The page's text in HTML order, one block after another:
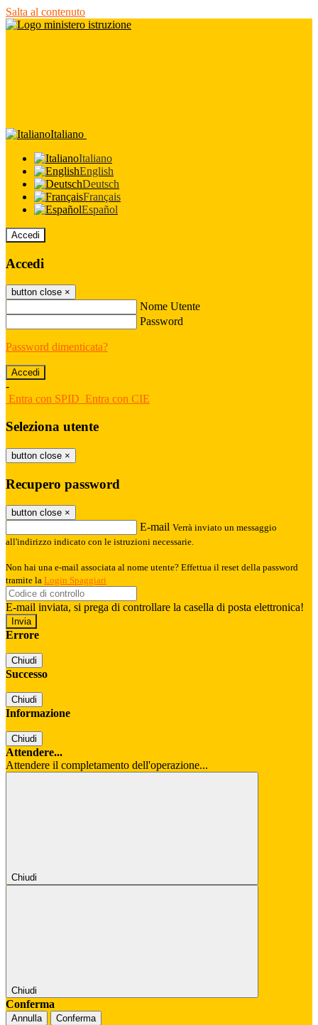
Salta al contenuto
Italiano
Italiano
English
Deutsch
Français
Español
Accedi
Accedi
button close ×
Nome Utente
Password
Password dimenticata?
-
Entra con SPID Entra con CIE
Seleziona utente
button close ×
Recupero password
button close ×
E-mail Verrà inviato un messaggio
all'indirizzo indicato con le istruzioni necessarie.
Non hai una e-mail associata al nome utente? Effettua il reset della password
tramite la Login Spaggiari
E-mail inviata, si prega di controllare la casella di posta elettronica!
Errore
Chiudi
Successo
Chiudi
Informazione
Chiudi
Attendere...
Attendere il completamento dell'operazione...
Chiudi
Chiudi
Conferma
Annulla Conferma